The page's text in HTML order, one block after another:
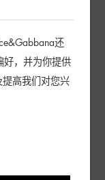
还
好，并为你提供
高我们对您兴